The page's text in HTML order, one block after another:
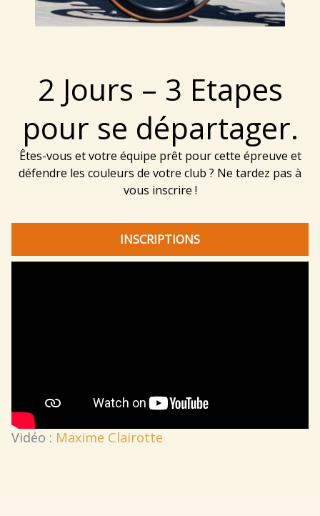
2 Jours – 3 Etapes
pour se départager.
Êtes-vous et votre équipe prêt pour cette épreuve et
défendre les couleurs de votre club ? Ne tardez pas à
vous inscrire !
INSCRIPTIONS
Vidéo : Maxime Clairotte